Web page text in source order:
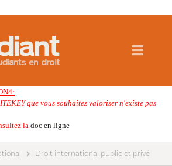
que vous souhaitez valoriser n'existe pas
la doc en ligne
Droit international public et privé